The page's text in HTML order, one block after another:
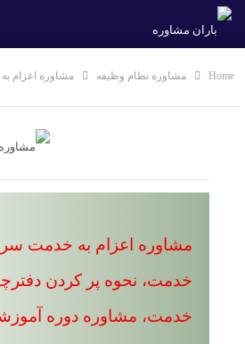
Home مشاوره نظام وظیفه مشاوره اعزام
مشاوره اعزام به خدمت
خدمت، نحوه پر کردن
خدمت، مشاوره دوره